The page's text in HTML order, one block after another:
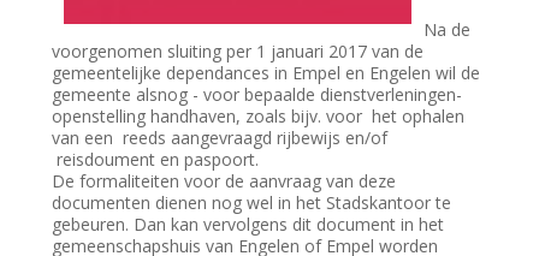
Na de
voorgenomen sluiting per 1 januari 2017 van de
gemeentelijke dependances in Empel en Engelen wil de
gemeente alsnog - voor bepaalde dienstverleningen-
openstelling handhaven, zoals bijv. voor het ophalen
van een reeds aangevraagd rijbewijs en/of
reisdoument en paspoort.
De formaliteiten voor de aanvraag van deze
documenten dienen nog wel in het Stadskantoor te
gebeuren. Dan kan vervolgens dit document in het
gemeenschapshuis van Engelen of Empel worden